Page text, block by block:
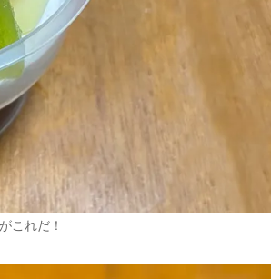
これだ！